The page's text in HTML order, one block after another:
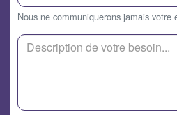
Nous ne communiquerons jamais votre